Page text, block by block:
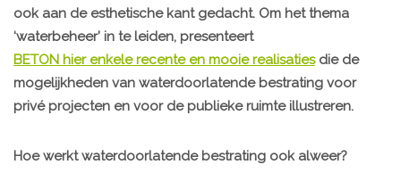
ook aan de esthetische kant gedacht. Om het thema
‘waterbeheer’ in te leiden, presenteert
BETON hier enkele recente en mooie realisatiesdie de
mogelijkheden van waterdoorlatende bestrating voor
privé projecten en voor de publieke ruimte illustreren.
Hoe werkt waterdoorlatende bestrating ook alweer?